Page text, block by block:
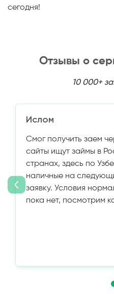
сегодня!
Отзывы о
10 000+
Ислом
Смог получить заем
сайты ищут займы в
странах, здесь по
наличные на
заявку. Условия
пока нет, посмотрим